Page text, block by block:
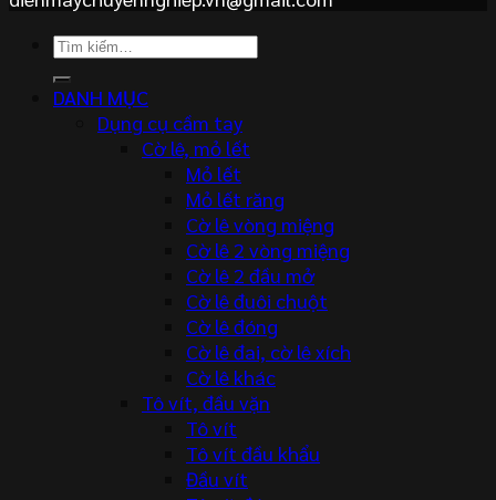
Tìm
DANH MỤC
Dụng cụ cầm tay
Cờ lê, mỏ lết
Mỏ lết
Mỏ lết răng
Cờ lê vòng miệng
Cờ lê 2 vòng miệng
Cờ lê 2 đầu mở
Cờ lê đuôi chuột
Cờ lê đóng
Cờ lê đai, cờ lê xích
Cờ lê khác
Tô vít, đầu vặn
Tô vít
Tô vít đầu khẩu
Đầu vít